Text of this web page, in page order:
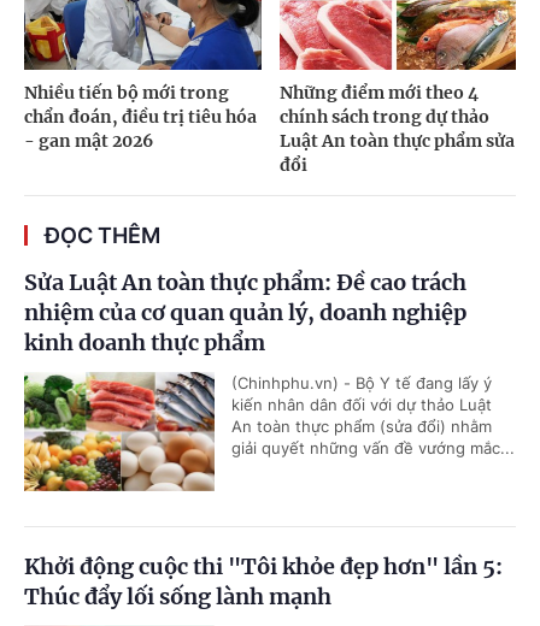
Nhiều tiến bộ mới trong
chẩn đoán, điều trị tiêu hóa
- gan mật 2026
Những điểm mới theo 4
chính sách trong dự thảo
Luật An toàn thực phẩm sửa
đổi
ĐỌC THÊM
Sửa Luật An toàn thực phẩm: Đề cao trách
nhiệm của cơ quan quản lý, doanh nghiệp
kinh doanh thực phẩm
(Chinhphu.vn) - Bộ Y tế đang lấy ý
kiến nhân dân đối với dự thảo Luật
An toàn thực phẩm (sửa đổi) nhằm
giải quyết những vấn đề vướng mắc...
Khởi động cuộc thi "Tôi khỏe đẹp hơn" lần 5:
Thúc đẩy lối sống lành mạnh